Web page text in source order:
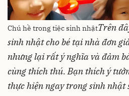
Chú hề trong tiệc sinh nhậtTrên
sinh nhật cho bé tại nhà đơn
nhưng lại rất ý nghĩa và đảm
cùng thích thú. Bạn thích ý
thực hiện ngay trong sinh nhật